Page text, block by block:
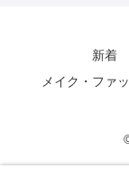
新着
メイク・ファ